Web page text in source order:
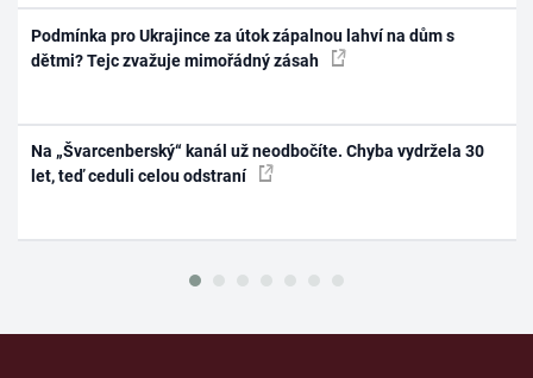
Podmínka pro Ukrajince za útok zápalnou lahví na dům s
dětmi? Tejc zvažuje mimořádný zásah
Na „Švarcenberský“ kanál už neodbočíte. Chyba vydržela 30
let, teď ceduli celou odstraní